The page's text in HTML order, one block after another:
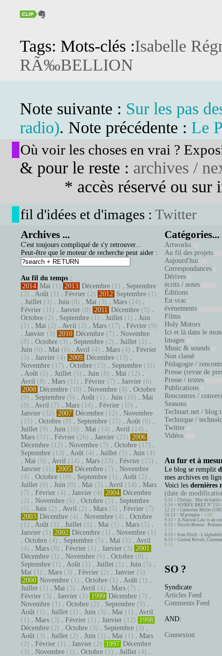
Tags: Mots-clés :Isabelle
RÃ‰BELLION
Note suivante : Sur les pas
radio). Note précédente : Le
Où voir les choses en vrai ?
& pour le reste : archives /
* accès réservé ou sur
fil d'idées et d'images : Twitter
Archives ...
C'est toujours compliqué de s'y retrouver...
Peut-être que le moteur de recherche peut aider :
Au fil du temps :
2014 Mai (1) 2013 Décembre (1) . Septembre
(2) . Août (1) . Février (2) 2012 Septembre (1)
. Juillet (3) . Juin (8) . Mai (3) . Mars (24) .
Février (11) . Janvier (8) 2011 Décembre (5) .
Octobre (2) . Septembre (1) . Juillet (1) . Juin
(1) . Mai (2) . Avril (3) . Mars (17) . Février (9)
. Janvier (3) 2010 Décembre (7) . Novembre
(8) . Octobre (3) . Septembre (2) . Juillet (2) .
Juin (6) . Mai (6) . Avril (4) . Mars (4) . Février
(5) . Janvier (4) 2009 Décembre (13) .
Novembre (17) . Octobre (15) . Septembre (11)
. Août (5) . Juillet (5) . Juin (8) . Mai (12) .
Avril (8) . Mars (11) . Février (7) . Janvier (6)
2008 Décembre (10) . Novembre (4) . Octobre
(9) . Septembre (6) . Août (1) . Juin (10) . Mai
(8) . Avril (7) . Mars (14) . Février (10) .
Janvier (32) 2007 Décembre (12) . Novembre
(15) . Octobre (8) . Septembre (15) . Août (6) .
Juillet (9) . Juin (16) . Mai (14) . Avril (14) .
Mars (31) . Février (26) . Janvier (21) 2006
Décembre (12) . Novembre (7) . Octobre (17) .
Septembre (13) . Août (4) . Juillet (5) . Juin (4)
. Mai (9) . Avril (14) . Mars (23) . Février (15) .
Janvier (11) 2005 Décembre (7) . Novembre
(4) . Octobre (10) . Septembre (1) . Août (2) .
Juillet (6) . Juin (8) . Mai (5) . Avril (14) . Mars
(7) . Février (4) . Janvier (4) 2004 Décembre
(2) . Novembre (6) . Octobre (5) . Septembre
(5) . Juin (2) . Avril (2) . Mars (5) . Février (7)
2003 Décembre (4) . Novembre (4) . Octobre
(1) . Août (1) . Juillet (1) . Mai (1) . Mars (5) .
Janvier (1) 2002 Décembre (1) . Novembre (1)
. Octobre (4) . Septembre (5) . Mai (1) . Avril
(4) . Mars (8) . Février (1) . Janvier (3) 2001
Décembre (1) . Novembre (6) . Octobre (8) .
Septembre (1) . Août (1) . Juillet (1) . Juin (5) .
Mai (1) . Mars (3) . Février (2) . Janvier (5)
2000 Novembre (1) . Octobre (1) . Août (1) .
Juillet (1) . Mai (5) . Avril (4) . Mars (7) .
Février (3) . Janvier (1) 1999 Décembre (7) .
Novembre (1) . Octobre (2) . Septembre (9) .
Août (1) . Juillet (1) . Juin (3) . Mai (1) . Avril
(1) . Mars (3) . Février (1) . Janvier (12) 1998
Décembre (2) . Octobre (3) . Septembre (5) .
Août (3) . Juillet (2) . Juin (1) . Mai (1) . Mars
(2) . Février (1) . Janvier (2) 1997 Décembre
(3) . Novembre (1) . Octobre (1) . Juillet (4) .
Catégories...
Artworks
Au fil des projets
Aujourd'hui
Correspondances
Dérives
écrits / notes
Éditions
En vrac
évènements
Films
Holy Motors
Ici et là dans le
Images
Music & sounds
Non classé
Pédagogie /
Presse (revue de
Presse / textes
Publications
Rencontres /
Seasons
Technart.net /
Technique /
Twitter
Vidéos
Au fur et à
Le blog se remplit
mes archives en
Voici les dernières
(date de
5.15 > Christo : Mur de barils
5.14 > SOIRÉE BREF
12.13 > Catherine Millet
10.13 > M'pempba < 4.06
9.13 > A Natural Law is an
9.13 > Nicole Brenez :
2.11
9.13 > Ivan Illich -
9.13 > Global Revolt,
9.13
SO ?
Syndicate
Articles Feed
Comments Feed
AND:
Connexion